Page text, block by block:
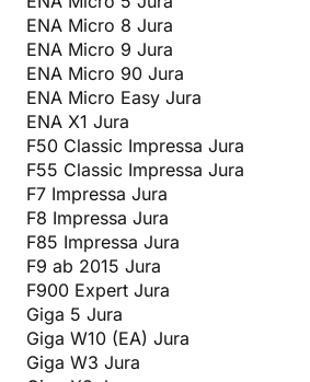
ENA Micro 8 Jura
ENA Micro 9 Jura
ENA Micro 90 Jura
ENA Micro Easy Jura
ENA X1 Jura
F50 Classic Impressa Jura
F55 Classic Impressa Jura
F7 Impressa Jura
F8 Impressa Jura
F85 Impressa Jura
F9 ab 2015 Jura
F900 Expert Jura
Giga 5 Jura
Giga W10 (EA) Jura
Giga W3 Jura